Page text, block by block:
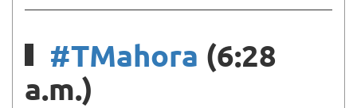
#TMahora (6:28
a.m.)